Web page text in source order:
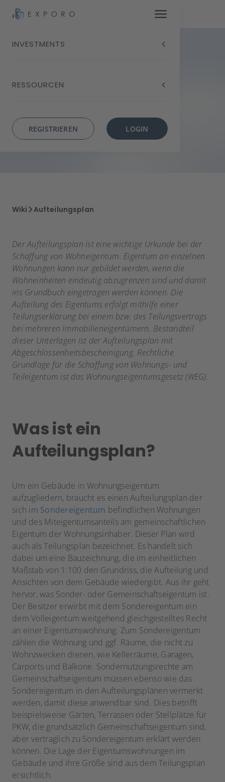
INVESTMENTS
RESSOURCEN
REGISTRIEREN LOGIN
Aufteilungsplan
Wiki Aufteilungsplan
Der Aufteilungsplan ist eine wichtige Urkunde bei der
Schaffung von Wohneigentum. Eigentum an einzelnen
Wohnungen kann nur gebildet werden, wenn die
Wohneinheiten eindeutig abzugrenzen sind und damit
ins Grundbuch eingetragen werden können. Die
Aufteilung des Eigentums erfolgt mithilfe einer
Teilungserklärung bei einem bzw. des Teilungsvertrags
bei mehreren Immobilieneigentümern. Bestandteil
dieser Unterlagen ist der Aufteilungsplan mit
Abgeschlossenheitsbescheinigung. Rechtliche
Grundlage für die Schaffung von Wohnungs- und
Teileigentum ist das Wohnungseigentumsgesetz (WEG).
Was ist ein
Aufteilungsplan?
Um ein Gebäude in Wohnungseigentum
aufzugliedern, braucht es einen Aufteilungsplan der
sich im Sondereigentum befindlichen Wohnungen
und des Miteigentumsanteils am gemeinschaftlichen
Eigentum der Wohnungsinhaber. Dieser Plan wird
auch als Teilungsplan bezeichnet. Es handelt sich
dabei um eine Bauzeichnung, die im einheitlichen
Maßstab von 1:100 den Grundriss, die Aufteilung und
Ansichten von dem Gebäude wiedergibt. Aus ihr geht
hervor, was Sonder- oder Gemeinschaftseigentum ist.
Der Besitzer erwirbt mit dem Sondereigentum ein
dem Volleigentum weitgehend gleichgestelltes Recht
an einer Eigentumswohnung. Zum Sondereigentum
zählen die Wohnung und ggf. Räume, die nicht zu
Wohnzwecken dienen, wie Kellerräume, Garagen,
Carports und Balkone. Sondernutzungsrechte am
Gemeinschaftseigentum müssen ebenso wie das
Sondereigentum in den Aufteilungsplänen vermerkt
werden, damit diese anwendbar sind. Dies betrifft
beispielsweise Gärten, Terrassen oder Stellplätze für
PKW, die grundsätzlich Gemeinschaftseigentum sind,
aber vertraglich zu Sondereigentum erklärt werden
können. Die Lage der Eigentumswohnungen im
Gebäude und ihre Größe sind aus dem Teilungsplan
ersichtlich.